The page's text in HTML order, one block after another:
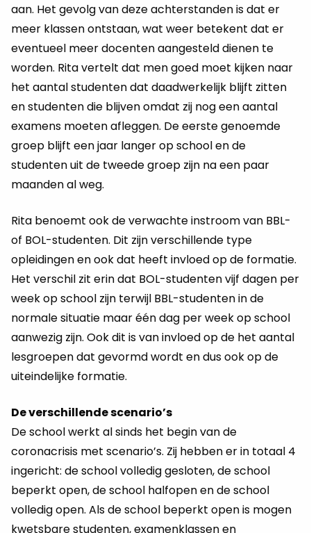
aan. Het gevolg van deze achterstanden is dat er
meer klassen ontstaan, wat weer betekent dat er
eventueel meer docenten aangesteld dienen te
worden. Rita vertelt dat men goed moet kijken naar
het aantal studenten dat daadwerkelijk blijft zitten
en studenten die blijven omdat zij nog een aantal
examens moeten afleggen. De eerste genoemde
groep blijft een jaar langer op school en de
studenten uit de tweede groep zijn na een paar
maanden al weg.
Rita benoemt ook de verwachte instroom van BBL-
of BOL-studenten. Dit zijn verschillende type
opleidingen en ook dat heeft invloed op de formatie.
Het verschil zit erin dat BOL-studenten vijf dagen per
week op school zijn terwijl BBL-studenten in de
normale situatie maar één dag per week op school
aanwezig zijn. Ook dit is van invloed op de het aantal
lesgroepen dat gevormd wordt en dus ook op de
uiteindelijke formatie.
De verschillende scenario’s
De school werkt al sinds het begin van de
coronacrisis met scenario’s. Zij hebben er in totaal 4
ingericht: de school volledig gesloten, de school
beperkt open, de school halfopen en de school
volledig open. Als de school beperkt open is mogen
kwetsbare studenten, examenklassen en